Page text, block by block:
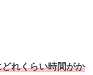
れくらい時間がか